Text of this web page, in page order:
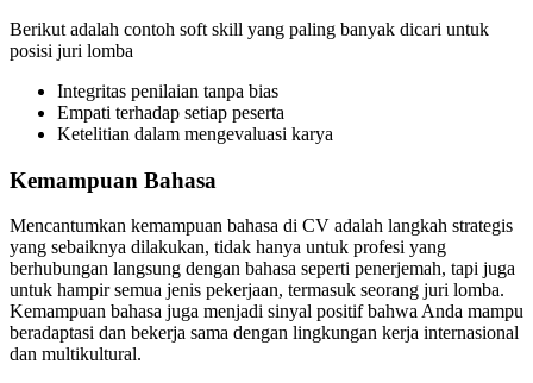
Berikut adalah contoh soft skill yang paling banyak dicari untuk
posisi juri lomba
Integritas penilaian tanpa bias
Empati terhadap setiap peserta
Ketelitian dalam mengevaluasi karya
Kemampuan Bahasa
Mencantumkan kemampuan bahasa di CV adalah langkah strategis
yang sebaiknya dilakukan, tidak hanya untuk profesi yang
berhubungan langsung dengan bahasa seperti penerjemah, tapi juga
untuk hampir semua jenis pekerjaan, termasuk seorang juri lomba.
Kemampuan bahasa juga menjadi sinyal positif bahwa Anda mampu
beradaptasi dan bekerja sama dengan lingkungan kerja internasional
dan multikultural.